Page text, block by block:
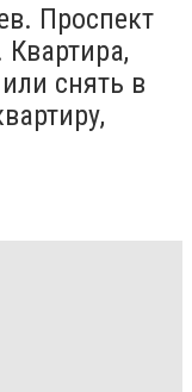
Проспект
снять в